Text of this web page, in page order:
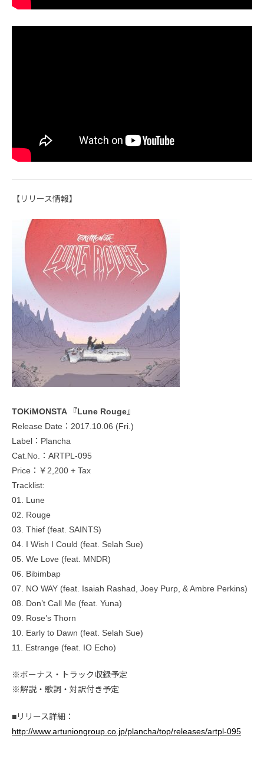
【リリース情報】
TOKiMONSTA 『Lune Rouge』
Release Date：2017.10.06 (Fri.)
Label：Plancha
Cat.No.：ARTPL-095
Price：￥2,200 + Tax
Tracklist:
01. Lune
02. Rouge
03. Thief (feat. SAINTS)
04. I Wish I Could (feat. Selah Sue)
05. We Love (feat. MNDR)
06. Bibimbap
07. NO WAY (feat. Isaiah Rashad, Joey Purp, & Ambre Perkins)
08. Don’t Call Me (feat. Yuna)
09. Rose’s Thorn
10. Early to Dawn (feat. Selah Sue)
11. Estrange (feat. IO Echo)
※ボーナス・トラック収録予定
※解説・歌詞・対訳付き予定
■リリース詳細：
http://www.artuniongroup.co.jp/plancha/top/releases/artpl-095